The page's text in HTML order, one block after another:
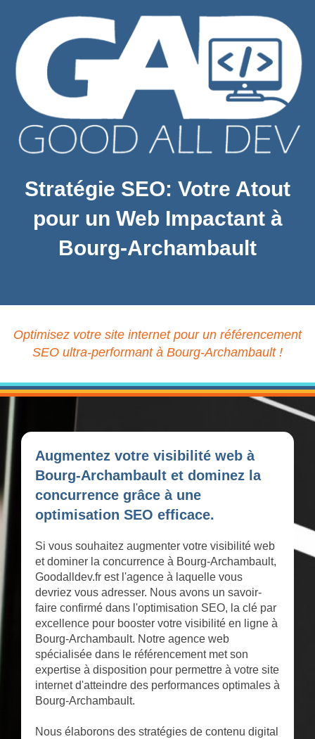
Stratégie SEO: Votre Atout
pour un Web Impactant à
Bourg-Archambault
Optimisez votre site internet pour un référencement
SEO ultra-performant à Bourg-Archambault !
Augmentez votre visibilité web à
Bourg-Archambault et dominez la
concurrence grâce à une
optimisation SEO efficace.
Si vous souhaitez augmenter votre visibilité web
et dominer la concurrence à Bourg-Archambault,
Goodalldev.fr est l'agence à laquelle vous
devriez vous adresser. Nous avons un savoir-
faire confirmé dans l'optimisation SEO, la clé par
excellence pour booster votre visibilité en ligne à
Bourg-Archambault. Notre agence web
spécialisée dans le référencement met son
expertise à disposition pour permettre à votre site
internet d'atteindre des performances optimales à
Bourg-Archambault.
Nous élaborons des stratégies de contenu digital